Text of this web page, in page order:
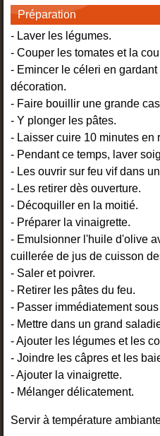
Préparation
- Laver les légumes.
- Couper les tomates et la
- Emincer le céleri en
décoration.
- Faire bouillir une grande
- Y plonger les pâtes.
- Laisser cuire 10 minutes en
- Pendant ce temps, laver
- Les ouvrir sur feu vif dans
- Les retirer dès ouverture.
- Décoquiller en la moitié.
- Préparer la vinaigrette.
- Emulsionner l'huile d'olive
cuillerée de jus de cuisson
- Saler et poivrer.
- Retirer les pâtes du feu.
- Passer immédiatement
- Mettre dans un grand
- Ajouter les légumes et les
- Joindre les câpres et les
- Ajouter la vinaigrette.
- Mélanger délicatement.
Servir à température